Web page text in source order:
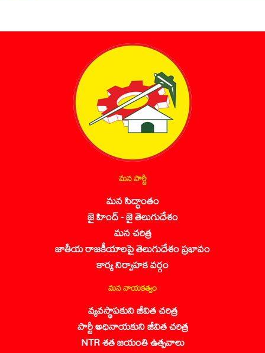
మన పార్టీ
మన సిద్ధాంతం
జై హింద్ - జై తెలుగుదేశం
మన చరిత్ర
జాతీయ రాజకీయాలపై తెలుగుదేశం ప్రభావం
కార్య నిర్వాహక వర్గం
మన నాయకత్వం
వ్యవస్థాపకుని జీవిత చరిత్ర
పార్టీ అధినాయకుని జీవిత చరిత్ర
NTR శత జయంతి ఉత్సవాలు